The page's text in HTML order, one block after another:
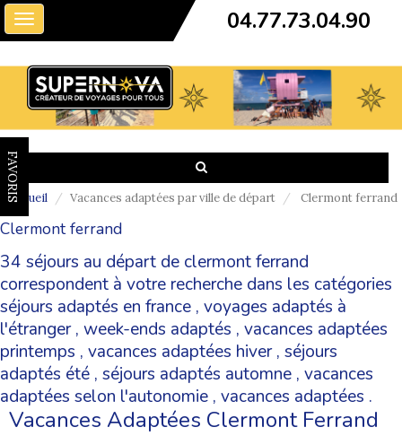
Toggle
navigation
04.77.73.04.90
FAVORIS
Accueil Vacances adaptées par ville de départ Clermont ferrand
Clermont ferrand
34 séjours au départ de clermont ferrand
correspondent à votre recherche dans les catégories
séjours adaptés en france , voyages adaptés à
l'étranger, week-ends adaptés , vacances adaptées
printemps , vacances adaptées hiver, séjours
adaptés été , séjours adaptés automne , vacances
adaptées selon l'autonomie , vacances adaptées .
Vacances Adaptées Clermont Ferrand